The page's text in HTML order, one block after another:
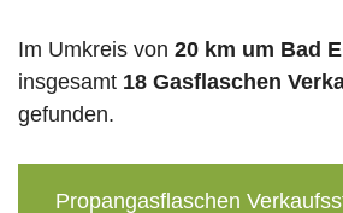
Im Umkreis von 20 km um Bad
insgesamt 18 Gasflaschen
gefunden.
Propangasflaschen